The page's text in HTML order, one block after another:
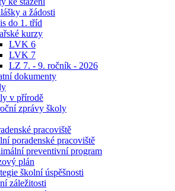
a žádosti
do 1. tříd
kurzy
LVK 6
LVK 7
LZ 7. - 9. ročník - 2026
dokumenty
v přírodě
zprávy školy
pracoviště
poradenské pracoviště
preventivní program
plán
školní úspěšnosti
záležitosti